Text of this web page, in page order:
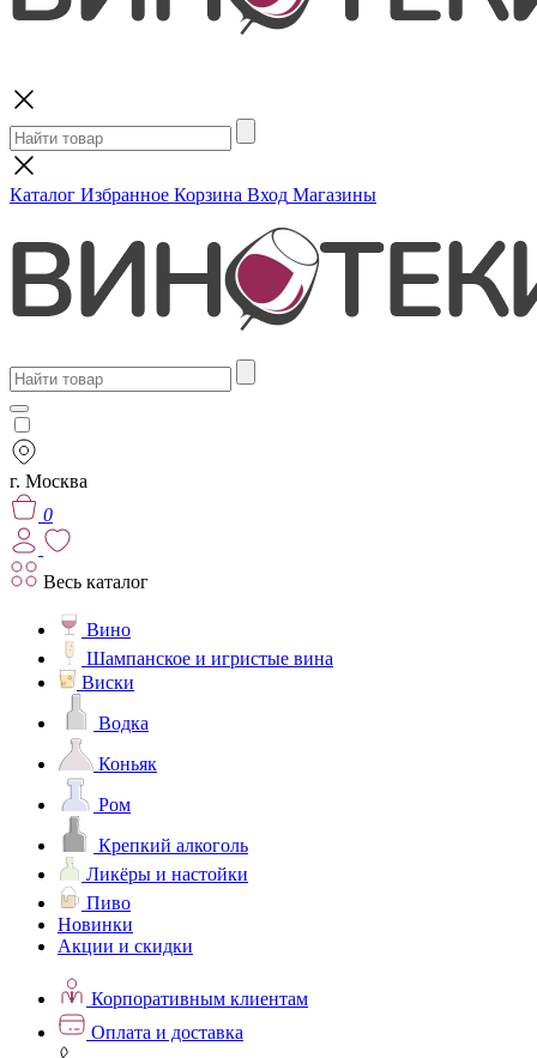
Каталог Избранное Корзина Вход Магазины
г. Москва
0
Весь каталог
Вино
Шампанское и игристые вина
Виски
Водка
Коньяк
Ром
Крепкий алкоголь
Ликёры и настойки
Пиво
Новинки
Акции и скидки
Корпоративным клиентам
Оплата и доставка